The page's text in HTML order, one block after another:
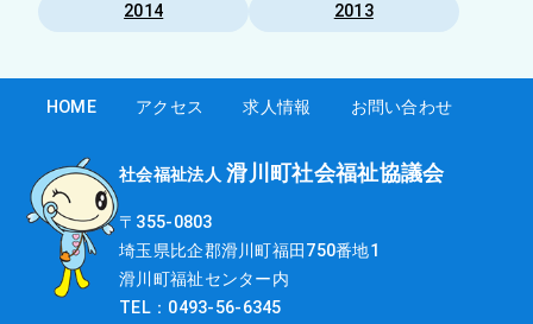
2014
2013
HOME アクセス 求人情報 お問い合わせ
社会福祉法人 滑川町社会福祉協議会
〒355-0803
埼玉県比企郡滑川町福田750番地1
滑川町福祉センター内
TEL：0493-56-6345